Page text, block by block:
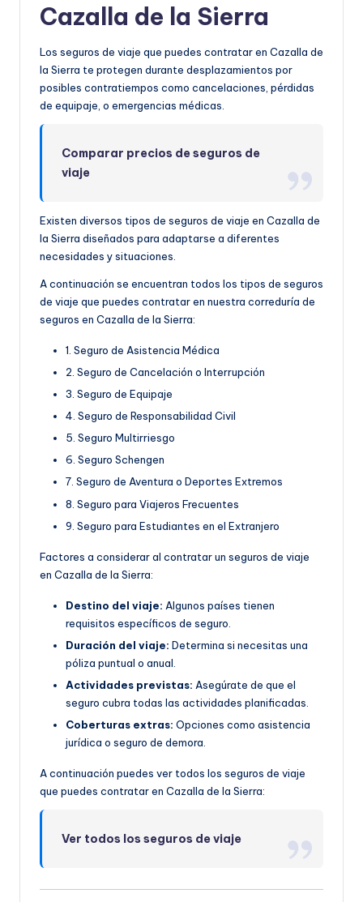
Cazalla de la Sierra
Los seguros de viaje que puedes contratar en Cazalla de
la Sierra te protegen durante desplazamientos por
posibles contratiempos como cancelaciones, pérdidas
de equipaje, o emergencias médicas.
Comparar precios de seguros de
viaje
Existen diversos tipos de seguros de viaje en Cazalla de
la Sierra diseñados para adaptarse a diferentes
necesidades y situaciones.
A continuación se encuentran todos los tipos de seguros
de viaje que puedes contratar en nuestra correduría de
seguros en Cazalla de la Sierra:
1. Seguro de Asistencia Médica
2. Seguro de Cancelación o Interrupción
3. Seguro de Equipaje
4. Seguro de Responsabilidad Civil
5. Seguro Multirriesgo
6. Seguro Schengen
7. Seguro de Aventura o Deportes Extremos
8. Seguro para Viajeros Frecuentes
9. Seguro para Estudiantes en el Extranjero
Factores a considerar al contratar un seguros de viaje
en Cazalla de la Sierra:
Destino del viaje: Algunos países tienen
requisitos específicos de seguro.
Duración del viaje: Determina si necesitas una
póliza puntual o anual.
Actividades previstas: Asegúrate de que el
seguro cubra todas las actividades planificadas.
Coberturas extras: Opciones como asistencia
jurídica o seguro de demora.
A continuación puedes ver todos los seguros de viaje
que puedes contratar en Cazalla de la Sierra:
Ver todos los seguros de viaje